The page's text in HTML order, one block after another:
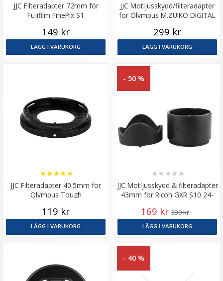
JJC Filteradapter 72mm för
Fujifilm FinePix S1
149 kr
LÄGG I VARUKORG
JJC Motljusskydd/filteradapter
för Olympus M.ZUIKO DIGITAL
299 kr
LÄGG I VARUKORG
JJC Filteradapter 40.5mm för
Olympus Tough
★★★★★
119 kr
LÄGG I VARUKORG
- 50 %
JJC Motljusskydd & filteradapter
43mm för Ricoh GXR S10 24-
★★ ★★ ★
169 kr 339 kr
LÄGG I VARUKORG
- 40 %